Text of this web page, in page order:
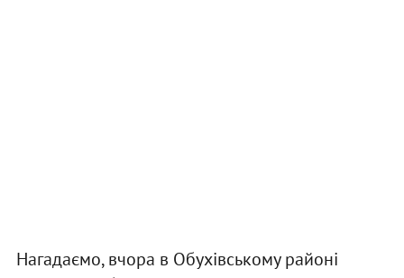
Нагадаємо, вчора в Обухівському районі